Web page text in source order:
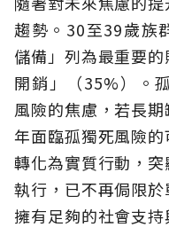
趨勢。30至39歲族
儲備」列為最重要
開銷」（35%）。
風險的焦慮，若長
年面臨孤獨死風險
轉化為實質行動，
執行，已不再侷限
擁有足夠的社會支持